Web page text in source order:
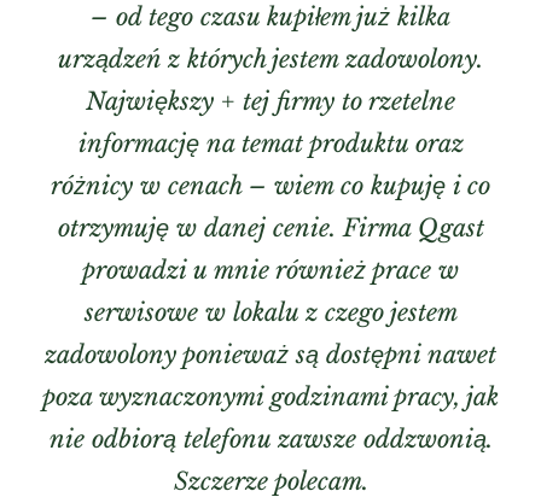
– od tego czasu kupiłem już kilka
urządzeń z których jestem zadowolony.
Największy + tej firmy to rzetelne
informację na temat produktu oraz
różnicy w cenach – wiem co kupuję i co
otrzymuję w danej cenie. Firma Qgast
prowadzi u mnie również prace w
serwisowe w lokalu z czego jestem
zadowolony ponieważ są dostępni nawet
poza wyznaczonymi godzinami pracy, jak
nie odbiorą telefonu zawsze oddzwonią.
Szczerze polecam.